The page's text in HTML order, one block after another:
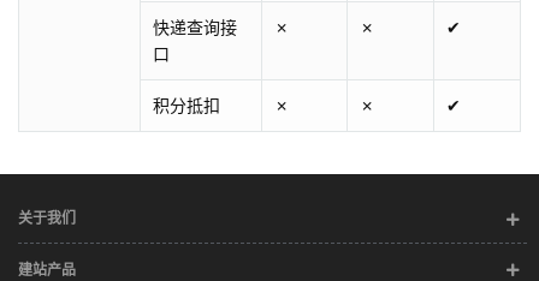
快递查询接
口
✗ ✗ ✔
积分抵扣 ✗ ✗ ✔
关于我们
建站产品